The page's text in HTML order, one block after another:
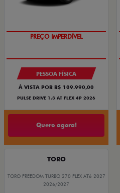
O SUV AUTOMÁTICO MAIS
PESSOA FÍSICA
À VISTA POR R$ 109.990,00
PULSE DRIVE 1.3 AT FLEX 4P 2026
Quero agora!
TORO
TORO FREEDOM TURBO 270 FLEX AT6 2027
2026/2027